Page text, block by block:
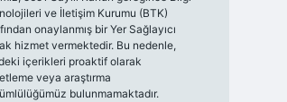
ve İletişim Kurumu (BTK)
onaylanmış bir Yer Sağlayıcı
hizmet vermektedir. Bu nedenle,
içerikleri proaktif olarak
veya araştırma
bulunmamaktadır.